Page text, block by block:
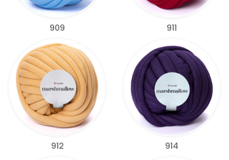
909 911
912 914